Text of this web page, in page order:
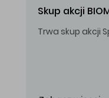
Skup akcji